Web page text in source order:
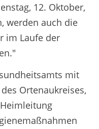
12. Oktober,
werden auch die
im Laufe der
mit
Ortenaukreises,